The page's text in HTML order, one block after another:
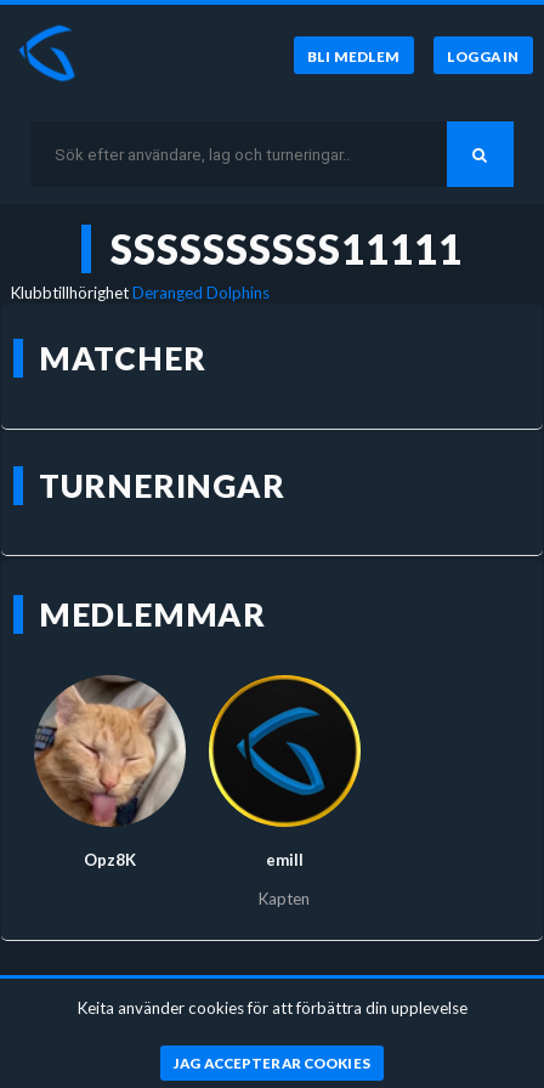
BLI MEDLEM LOGGA IN
SSSSSSSSSS11111
KlubbtillhörighetDeranged Dolphins
MATCHER
TURNERINGAR
MEDLEMMAR
Opz8K
emill
Kapten
Keita använder cookies för att förbättra din upplevelse
JAG ACCEPTERAR COOKIES